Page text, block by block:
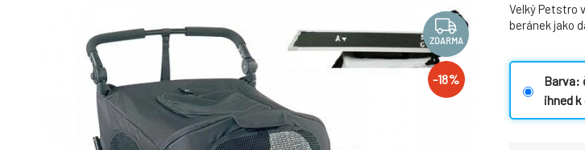
ZDARMA
-18%
Velký Petstro
beránek jako
Barva:
ihned